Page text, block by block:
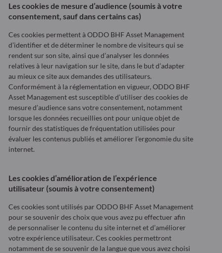
Les cookies de mesure d’audience (soumis à votre
consentement, sauf dans certains cas)
Ces cookies permettent à ODDO BHF Asset Management
d’identifier et de déterminer le nombre de visiteurs qui se
rendent sur son site, ainsi que d’analyser les données
relatives à leur navigation sur le site, dans le but d’adapter
au mieux ce site aux demandes des utilisateurs.
Conformément à la réglementation en vigueur, ODDO BHF
Asset Management est susceptible d’utiliser des cookies de
mesure d’audience sans votre consentement, notamment
lorsque les données recueillies ont pour unique objet de
fournir des statistiques de fréquentation utilisées pour
évaluer les contenus publiés et améliorer l’ergonomie du site
internet.
Les cookies d’amélioration de l’expérience
utilisateur (soumis à votre consentement)
Ces cookies sont utilisés par ODDO BHF Asset Management
pour se souvenir des choix que vous avez pu effectuer afin
de personnaliser le contenu du site internet et d’améliorer
votre expérience utilisateur. Ces cookies permettront
notamment de se souvenir de la langue que vous avez choisi